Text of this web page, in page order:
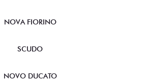
NOVA FIORINO
SCUDO
NOVO DUCATO